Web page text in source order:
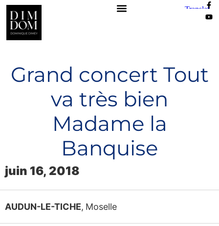
Grand concert Tout
va très bien
Madame la
Banquise
juin 16, 2018
AUDUN-LE-TICHE, Moselle